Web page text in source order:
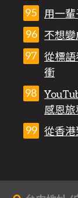
用一
不想
從標
衝
感恩旅
從香